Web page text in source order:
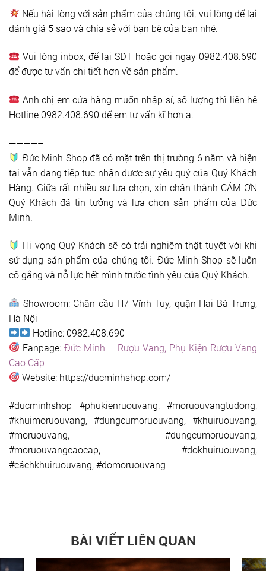
Nếu hài lòng với sản phẩm của chúng tôi, vui lòng để lại
đánh giá 5 sao và chia sẻ với bạn bè của bạn nhé.
Vui lòng inbox, để lại SĐT hoặc gọi ngay 0982.408.690
để được tư vấn chi tiết hơn về sản phẩm.
Anh chị em cửa hàng muốn nhập sỉ, số lượng thì liên hệ
Hotline 0982.408.690 để em tư vấn kĩ hơn ạ.
————–
Đức Minh Shop đã có mặt trên thị trường 6 năm và hiện
tại vẫn đang tiếp tục nhận được sự yêu quý của Quý Khách
Hàng. Giữa rất nhiều sự lựa chọn, xin chân thành CẢM ƠN
Quý Khách đã tin tưởng và lựa chọn sản phẩm của Đức
Minh.
Hi vọng Quý Khách sẽ có trải nghiệm thật tuyệt vời khi
sử dụng sản phẩm của chúng tôi. Đức Minh Shop sẽ luôn
cố gắng và nỗ lực hết mình trước tình yêu của Quý Khách.
Showroom: Chân cầu H7 Vĩnh Tuy, quận Hai Bà Trưng,
Hà Nội
Hotline: 0982.408.690
Fanpage:Đức Minh – Rượu Vang, Phụ Kiện Rượu Vang
Cao Cấp
Website: https://ducminhshop.com/
#ducminhshop #phukienruouvang, #moruouvangtudong,
#khuimoruouvang, #dungcumoruouvang, #khuiruouvang,
#moruouvang, #dungcumoruouvang,
#moruouvangcaocap, #dokhuiruouvang,
#cáchkhuiruouvang, #domoruouvang
BÀI VIẾT LIÊN QUAN